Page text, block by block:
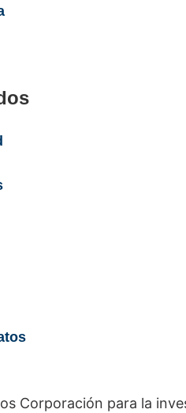
Corporación para la